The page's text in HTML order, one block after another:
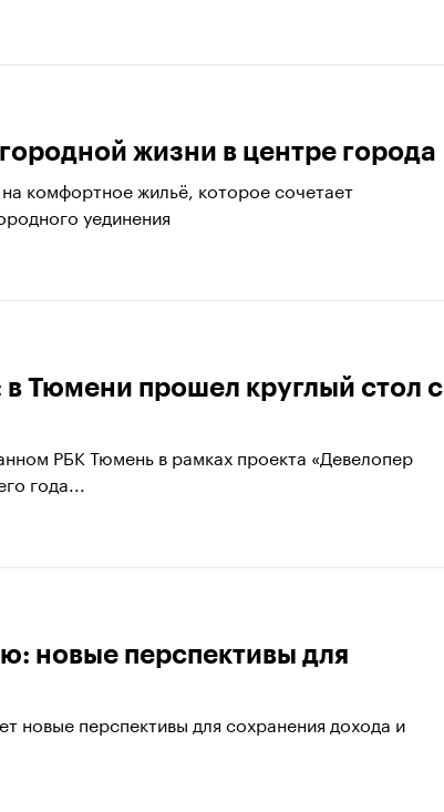
жизни в центре города
комфортное жильё, которое сочетает
уединения
Тюмени прошел круглый стол с
РБК Тюмень в рамках проекта «Девелопер
года...
новые перспективы для
новые перспективы для сохранения дохода и